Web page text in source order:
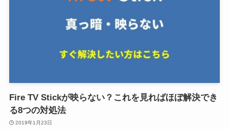
Fire TV Stickが映らない？これを見ればほぼ解決でき
る8つの対処法
2019年1月23日